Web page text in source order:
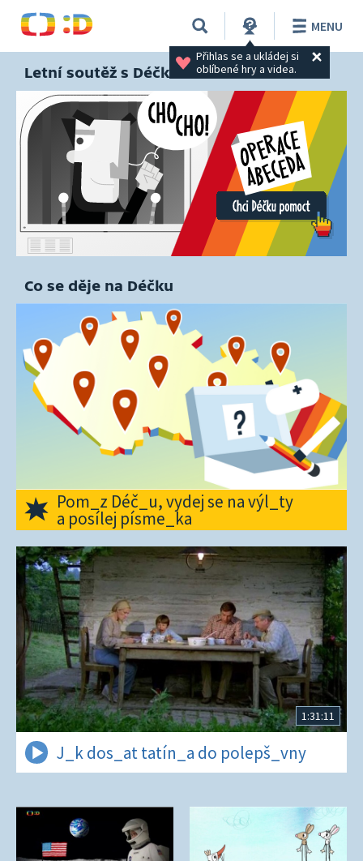
Přihlas se a ukládej si
oblíbené hry a videa.
MENU
Letní soutěž s Déčkem
Co se děje na Déčku
Pom_z Déč_u, vydej se na výl_ty
a posílej písme_ka
1:31:11
J_k dos_at tatín_a do polepš_vny